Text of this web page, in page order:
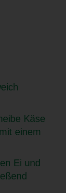
Käse
einem
Ei und